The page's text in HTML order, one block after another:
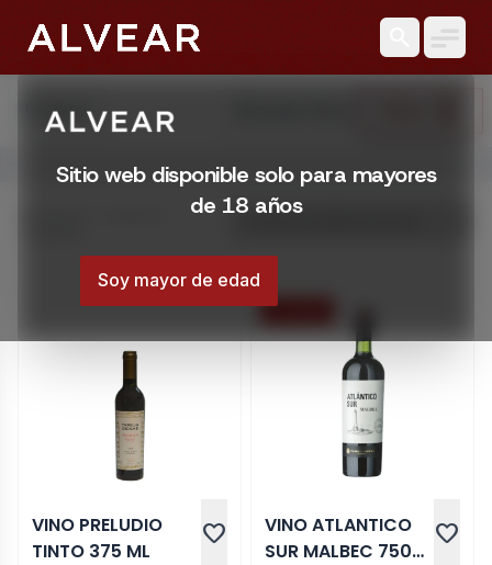
Sitio web disponible solo para mayores
de 18 años
Soy mayor de edad
Buscar
Licorería Alvear | Catálogo online
Catálogo online de Licorería Alvear. Comprá con envíos en
VINO PRELUDIO
TINTO 375 ML
favorite
21 % OFF
VINO ATLANTICO
SUR MALBEC 750
favorite